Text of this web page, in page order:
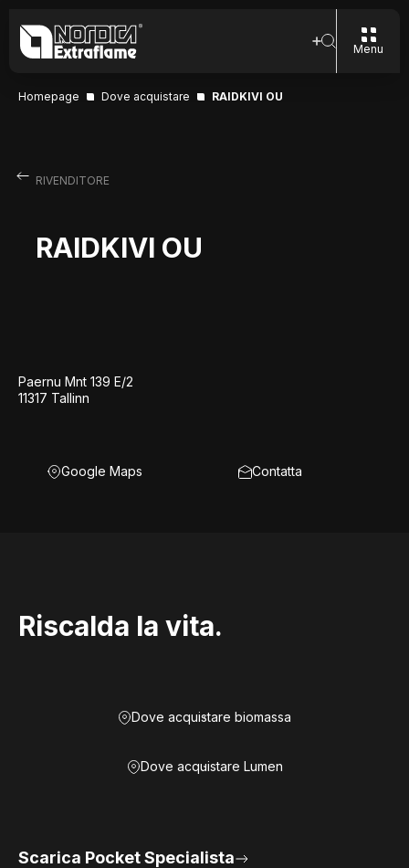
Menu
Homepage Dove acquistare RAIDKIVI OU
RIVENDITORE
RAIDKIVI OU
Paernu Mnt 139 E/2
11317 Tallinn
Google Maps Contatta
Riscalda la vita.
Dove acquistare biomassa
Dove acquistare Lumen
Scarica Pocket Specialista